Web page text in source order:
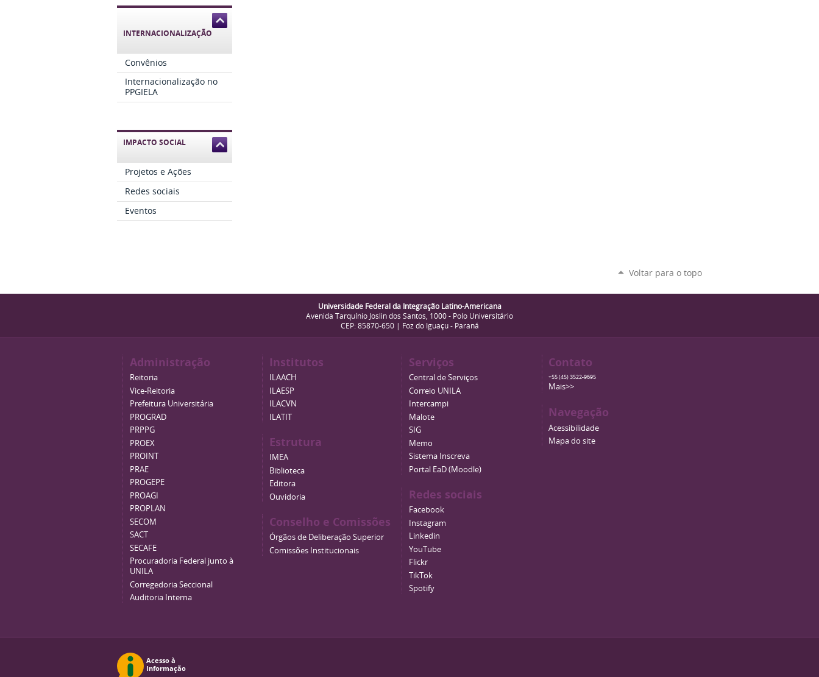
INTERNACIONALIZAÇÃO
Convênios
Internacionalização no
PPGIELA
IMPACTO SOCIAL
Projetos e Ações
Redes sociais
Eventos
Voltar para o topo
Universidade Federal da Integração Latino-Americana
Avenida Tarquínio Joslin dos Santos, 1000 - Polo Universitário
CEP: 85870-650 | Foz do Iguaçu - Paraná
Administração
Reitoria
Vice-Reitoria
Prefeitura Universitária
PROGRAD
PRPPG
PROEX
PROINT
PRAE
PROGEPE
PROAGI
PROPLAN
SECOM
SACT
SECAFE
Procuradoria Federal junto à
UNILA
Corregedoria Seccional
Auditoria Interna
Institutos
ILAACH
ILAESP
ILACVN
ILATIT
Estrutura
IMEA
Biblioteca
Editora
Ouvidoria
Conselho e Comissões
Órgãos de Deliberação Superior
Comissões Institucionais
Serviços
Central de Serviços
Correio UNILA
Intercampi
Malote
SIG
Memo
Sistema Inscreva
Portal EaD (Moodle)
Redes sociais
Facebook
Instagram
Linkedin
YouTube
Flickr
TikTok
Spotify
Contato
+55 (45) 3522-9695
Mais>>
Navegação
Acessibilidade
Mapa do site